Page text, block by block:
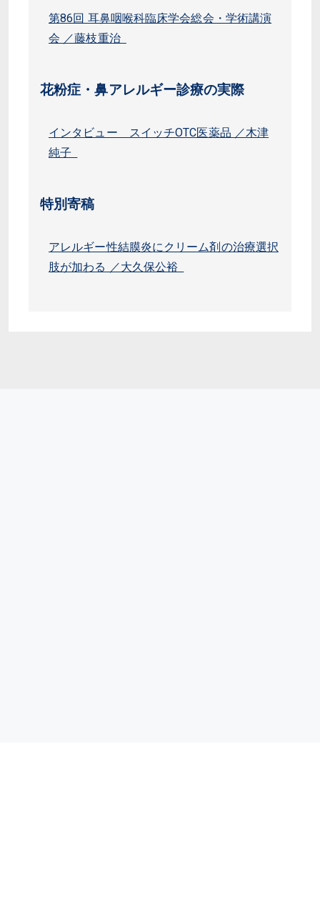
第86回 耳鼻咽喉科臨床学会総会・学術講演
会 ／藤枝重治
花粉症・鼻アレルギー診療の実際
インタビュー スイッチOTC医薬品 ／木津
純子
特別寄稿
アレルギー性結膜炎にクリーム剤の治療選択
肢が加わる ／大久保公裕